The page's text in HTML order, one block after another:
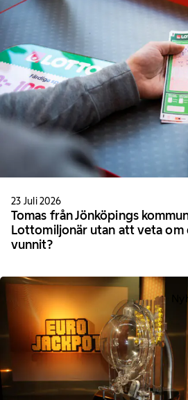
23 Juli 2026
Tomas från Jönköpings
Lottomiljonär utan att veta om
vunnit?